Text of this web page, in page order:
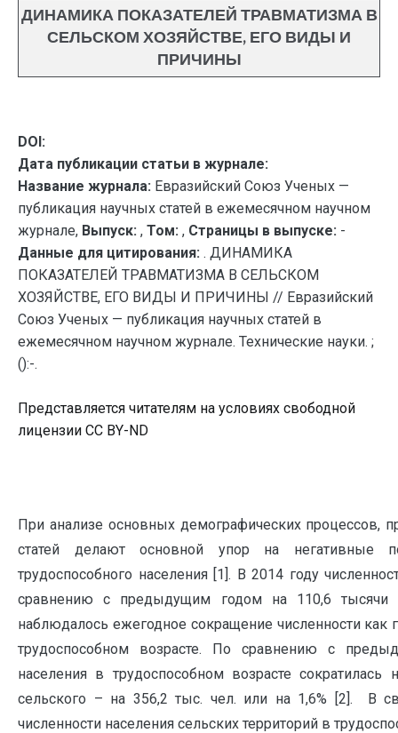
ДИНАМИКА ПОКАЗАТЕЛЕЙ ТРАВМАТИЗМА В
СЕЛЬСКОМ ХОЗЯЙСТВЕ, ЕГО ВИДЫ И
ПРИЧИНЫ
DOI:
Дата публикации статьи в журнале:
Название журнала: Евразийский Союз Ученых —
публикация научных статей в ежемесячном научном
журнале, Выпуск: , Том: , Страницы в выпуске: -
Данные для цитирования: . ДИНАМИКА
ПОКАЗАТЕЛЕЙ ТРАВМАТИЗМА В СЕЛЬСКОМ
ХОЗЯЙСТВЕ, ЕГО ВИДЫ И ПРИЧИНЫ // Евразийский
Союз Ученых — публикация научных статей в
ежемесячном научном журнале. Технические науки. ;
():-.
Представляется читателям на условиях свободной
лицензии CC BY-ND
При анализе основных демографических процессов,
статей делают основной упор на негативные
трудоспособного населения [1]. В 2014 году
сравнению с предыдущим годом на 110,6 тысячи
наблюдалось ежегодное сокращение численности как
трудоспособном возрасте. По сравнению с
населения в трудоспособном возрасте сократилась
сельского – на 356,2 тыс. чел. или на 1,6% [2]. В
численности населения сельских территорий в